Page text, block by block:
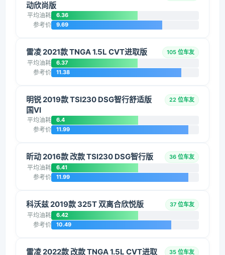
动欣尚版
平均油耗 6.36
参考价 9.69
雷凌 2021款 TNGA 1.5L CVT进取版 105 位车友
平均油耗 6.37
参考价 11.38
明锐 2019款 TSI230 DSG智行舒适版
国VI
22 位车友
平均油耗 6.4
参考价 11.99
昕动 2016款 改款 TSI230 DSG智行版 36 位车友
平均油耗 6.41
参考价 11.99
科沃兹 2019款 325T 双离合欣悦版 37 位车友
平均油耗 6.42
参考价 10.49
雷凌 2022款 改款 TNGA 1.5L CVT进取
35 位车友